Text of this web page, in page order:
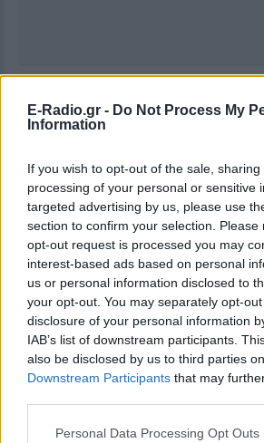
E-Radio.gr - Do Not Process My
Information
If you wish to opt-out of the sale,
processing of your personal or sensitive
targeted advertising by us, please use
section to confirm your selection.
opt-out request is processed you may
interest-based ads based on personal
us or personal information disclosed to
your opt-out. You may separately opt-
disclosure of your personal information
IAB’s list of downstream participants.
also be disclosed by us to third parties
Downstream Participants that may
Personal Data Processing Opt Outs
και μάθετε πρώτοι τα πιο hot
ειδήσεων
του E-Daily.gr
Ακολουθήστε το E-Radio.gr
ΔΙΑΦΗΜΙΣΗ